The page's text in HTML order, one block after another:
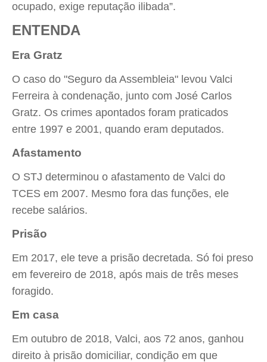
ocupado, exige reputação ilibada”.
ENTENDA
Era Gratz
O caso do "Seguro da Assembleia" levou Valci
Ferreira à condenação, junto com José Carlos
Gratz. Os crimes apontados foram praticados
entre 1997 e 2001, quando eram deputados.
Afastamento
O STJ determinou o afastamento de Valci do
TCES em 2007. Mesmo fora das funções, ele
recebe salários.
Prisão
Em 2017, ele teve a prisão decretada. Só foi preso
em fevereiro de 2018, após mais de três meses
foragido.
Em casa
Em outubro de 2018, Valci, aos 72 anos, ganhou
direito à prisão domiciliar, condição em que